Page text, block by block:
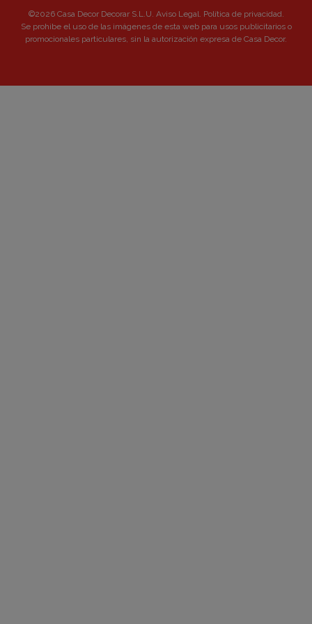
©2026 Casa Decor Decorar S.L.U. Aviso Legal. Política de privacidad.
Se prohibe el uso de las imágenes de esta web para usos publicitarios o
promocionales particulares, sin la autorización expresa de Casa Decor.